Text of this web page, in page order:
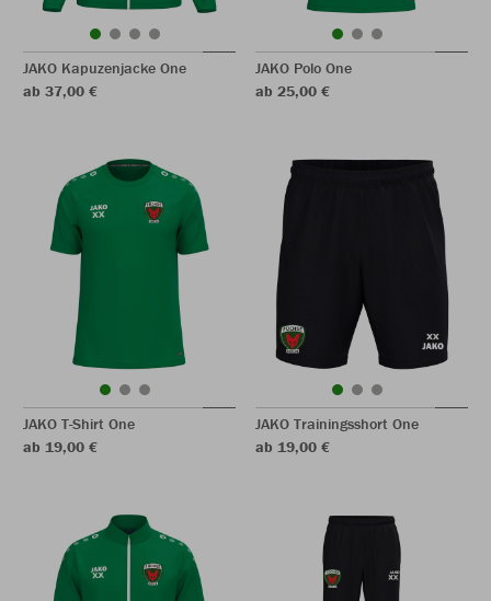
JAKO Kapuzenjacke One
ab 37,00 €
JAKO Polo One
ab 25,00 €
JAKO T-Shirt One
ab 19,00 €
JAKO Trainingsshort One
ab 19,00 €